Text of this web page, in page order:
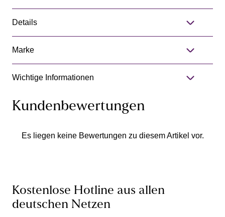
Details
Marke
Wichtige Informationen
Kundenbewertungen
Es liegen keine Bewertungen zu diesem Artikel vor.
Kostenlose Hotline aus allen
deutschen Netzen